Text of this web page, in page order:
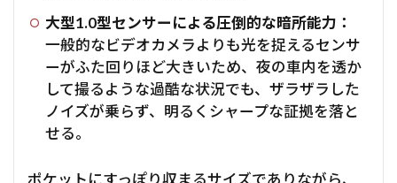
大型1.0型センサーによる圧倒的な暗所能力：
一般的なビデオカメラよりも光を捉えるセンサ
ーがふた回りほど大きいため、夜の車内を透か
して撮るような過酷な状況でも、ザラザラした
ノイズが乗らず、明るくシャープな証拠を落と
せる。
ポケットにすっぽり収まるサイズでありながら、